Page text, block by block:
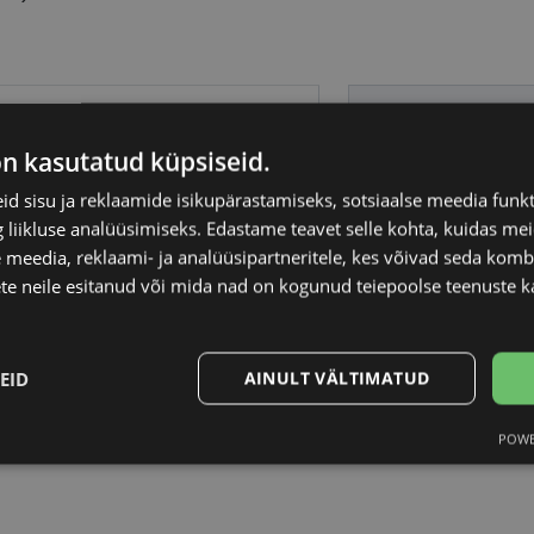
Kliendirühm
Ninavahe laius
kasutatud küpsiseid.
sisu ja reklaamide isikupärastamiseks, sotsiaalse meedia
liikluse analüüsimiseks. Edastame teavet selle kohta, kuidas
meedia, reklaami- ja analüüsipartneritele, kes võivad seda
neile esitanud või mida nad on kogunud teiepoolse teenuste
AINULT VÄLTIMATUD